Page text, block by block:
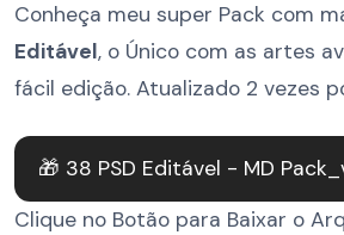
Conheça meu super Pack com
Editável, o Único com as artes
fácil edição. Atualizado 2 vezes
🎁 38 PSD Editável - MD
Clique no Botão para Baixar o